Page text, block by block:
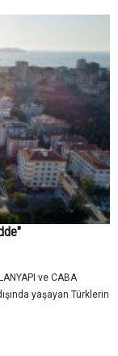
ve CABA
yaşayan Türklerin